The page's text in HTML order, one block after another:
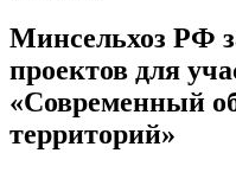
Минсельхоз РФ
проектов для
«Современный
территорий»